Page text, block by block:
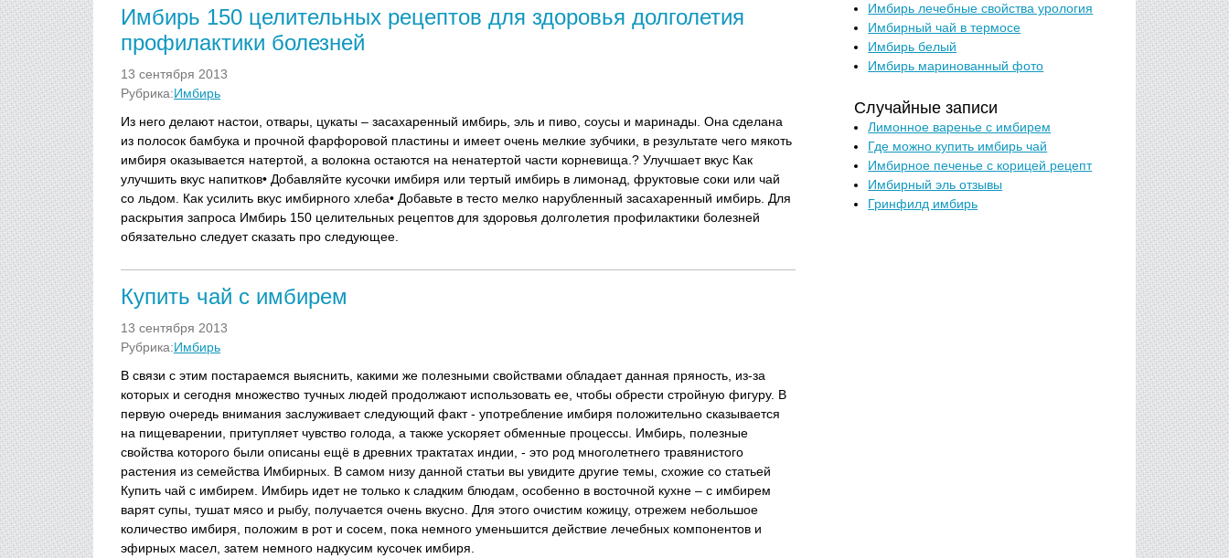
Имбирь 150 целительных рецептов для здоровья долголетия
профилактики болезней
13 сентября 2013
Рубрика:Имбирь
Из него делают настои, отвары, цукаты – засахаренный имбирь, эль и пиво, соусы и маринады. Она сделана
из полосок бамбука и прочной фарфоровой пластины и имеет очень мелкие зубчики, в результате чего мякоть
имбиря оказывается натертой, а волокна остаются на ненатертой части корневища.? Улучшает вкус Как
улучшить вкус напитков• Добавляйте кусочки имбиря или тертый имбирь в лимонад, фруктовые соки или чай
со льдом. Как усилить вкус имбирного хлеба• Добавьте в тесто мелко нарубленный засахаренный имбирь. Для
раскрытия запроса Имбирь 150 целительных рецептов для здоровья долголетия профилактики болезней
обязательно следует сказать про следующее.
Купить чай с имбирем
13 сентября 2013
Рубрика:Имбирь
В связи с этим постараемся выяснить, какими же полезными свойствами обладает данная пряность, из-за
которых и сегодня множество тучных людей продолжают использовать ее, чтобы обрести стройную фигуру. В
первую очередь внимания заслуживает следующий факт - употребление имбиря положительно сказывается
на пищеварении, притупляет чувство голода, а также ускоряет обменные процессы. Имбирь, полезные
свойства которого были описаны ещё в древних трактатах индии, - это род многолетнего травянистого
растения из семейства Имбирных. В самом низу данной статьи вы увидите другие темы, схожие со статьей
Купить чай с имбирем. Имбирь идет не только к сладким блюдам, особенно в восточной кухне – с имбирем
варят супы, тушат мясо и рыбу, получается очень вкусно. Для этого очистим кожицу, отрежем небольшое
количество имбиря, положим в рот и сосем, пока немного уменьшится действие лечебных компонентов и
эфирных масел, затем немного надкусим кусочек имбиря.
Имбирь лечебные свойства урология
Имбирный чай в термосе
Имбирь белый
Имбирь маринованный фото
Случайные записи
Лимонное варенье с имбирем
Где можно купить имбирь чай
Имбирное печенье с корицей рецепт
Имбирный эль отзывы
Гринфилд имбирь